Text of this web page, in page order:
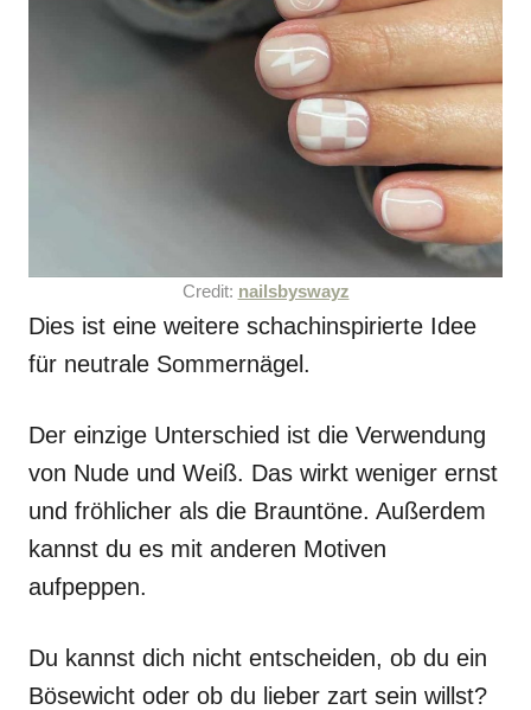
Credit: nailsbyswayz
Dies ist eine weitere schachinspirierte Idee
für neutrale Sommernägel.
Der einzige Unterschied ist die Verwendung
von Nude und Weiß. Das wirkt weniger ernst
und fröhlicher als die Brauntöne. Außerdem
kannst du es mit anderen Motiven
aufpeppen.
Du kannst dich nicht entscheiden, ob du ein
Bösewicht oder ob du lieber zart sein willst?